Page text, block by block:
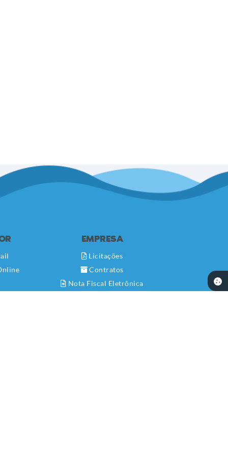
EMPRESA
Licitações
Contratos
Nota Fiscal Eletrônica